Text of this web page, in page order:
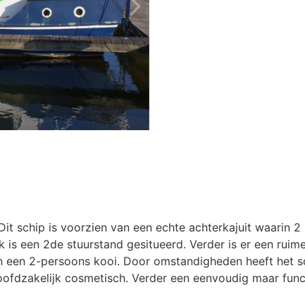
schip is voorzien van een echte achterkajuit waarin 2
een 2de stuurstand gesitueerd. Verder is er een
2-persoons kooi. Door omstandigheden heeft het
cosmetisch. Verder een eenvoudig maar